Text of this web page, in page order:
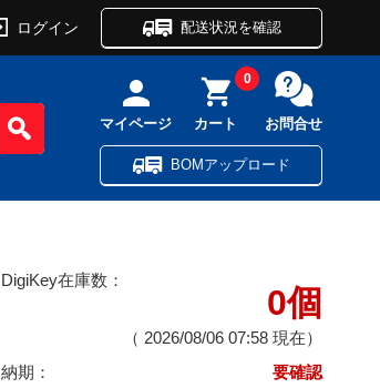
ログイン 配送状況を確認
マイページ カート
0
お問合せ
BOMアップロード
DigiKey在庫数：
0個
（ 2026/08/06 07:58 現在）
納期：
要確認